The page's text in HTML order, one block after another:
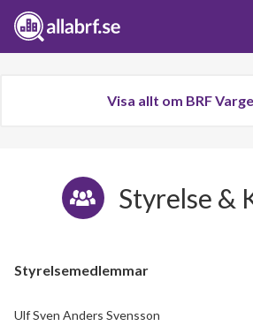
Visa allt om BRF
Styrelse &
Styrelsemedlemmar
Ulf Sven Anders Svensson